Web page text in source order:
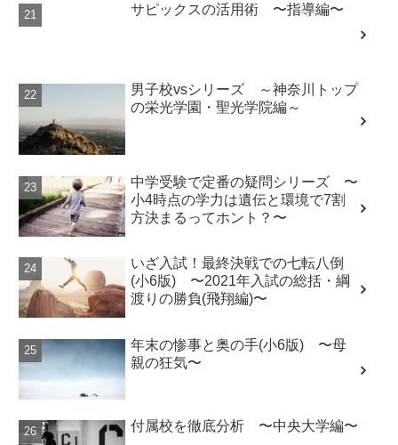
サピックスの活用術 〜指導編〜
男子校vsシリーズ ～神奈川トップ
の栄光学園・聖光学院編～
中学受験で定番の疑問シリーズ 〜
小4時点の学力は遺伝と環境で7割
方決まるってホント？〜
いざ入試！最終決戦での七転八倒
(小6版) 〜2021年入試の総括・綱
渡りの勝負(飛翔編)〜
年末の惨事と奥の手(小6版) 〜母
親の狂気〜
付属校を徹底分析 〜中央大学編〜